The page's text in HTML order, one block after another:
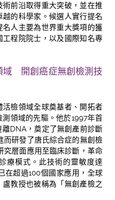
前沿取得重大突破，並在推
的科學家。候選人實行提名
人主要為世界重大獎項的獲
程院院士，以及國際知名專
域 開創癌症無創檢測技
檢領域全球奠基者、開拓者
領域的先驅。他於1997年首
DNA，奠定了無創產前診斷
而研發了唐氏綜合症的無創檢
究層面應用至臨床診斷，革命
療模式。此技術的靈敏度達
在超過100個國家應用，全球
教授也被稱為「無創產檢之